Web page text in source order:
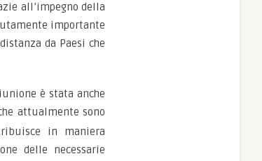
all’impegno della
importante
da Paesi che
è stata anche
attualmente sono
in maniera
delle necessarie